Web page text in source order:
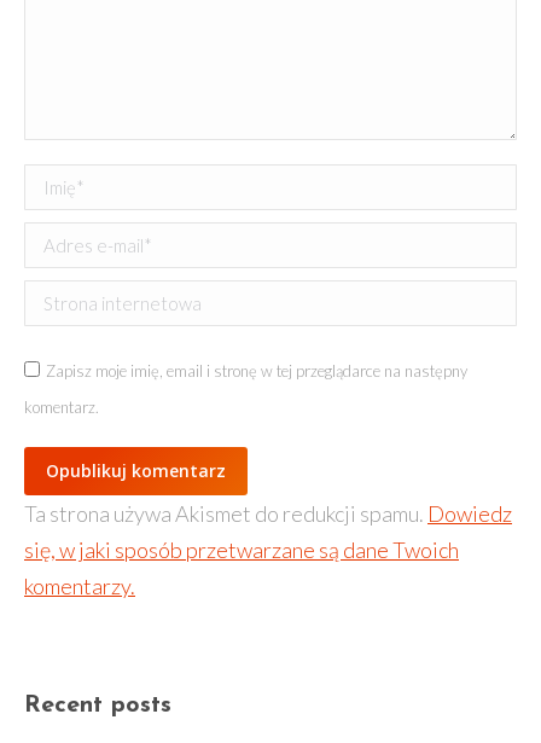
Imię *
Adres e-mail *
Strona internetowa
Zapisz moje imię, email i stronę w tej przeglądarce na następny
komentarz.
Opublikuj komentarz
Ta strona używa Akismet do redukcji spamu. Dowiedz
się, w jaki sposób przetwarzane są dane Twoich
komentarzy.
Recent posts